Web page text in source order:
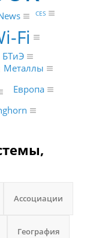
Fi
Европа
Металлы
БТиЭ
CES
Ассоциации
География